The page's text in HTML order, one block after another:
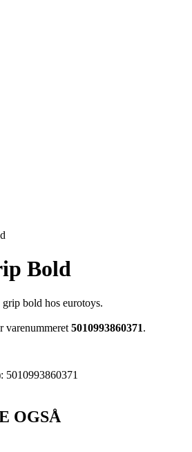
Bold
bold hos eurotoys.
varenummeret 5010993860371.
5010993860371
OGSÅ